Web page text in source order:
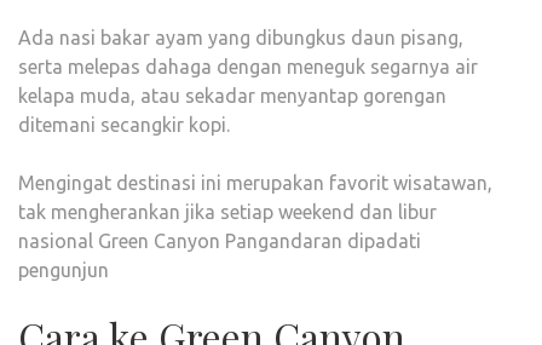
Ada nasi bakar ayam yang dibungkus daun pisang,
serta melepas dahaga dengan meneguk segarnya air
kelapa muda, atau sekadar menyantap gorengan
ditemani secangkir kopi.
Mengingat destinasi ini merupakan favorit wisatawan,
tak mengherankan jika setiap weekend dan libur
nasional Green Canyon Pangandaran dipadati
pengunjun